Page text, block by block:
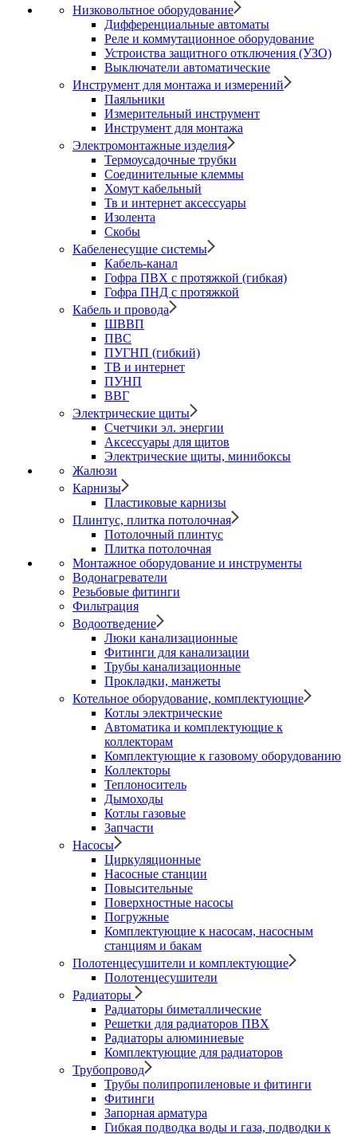
Низковольтное оборудование
Дифференциальные автоматы
Реле и коммутационное оборудование
Устроиства защитного отключения (УЗО)
Выключатели автоматические
Инструмент для монтажа и измерений
Паяльники
Измерительный инструмент
Инструмент для монтажа
Электромонтажные изделия
Термоусадочные трубки
Соединительные клеммы
Хомут кабельный
Тв и интернет аксессуары
Изолента
Скобы
Кабеленесущие системы
Кабель-канал
Гофра ПВХ с протяжкой (гибкая)
Гофра ПНД с протяжкой
Кабель и провода
ШВВП
ПВС
ПУГНП (гибкий)
ТВ и интернет
ПУНП
ВВГ
Электрические щиты
Счетчики эл. энергии
Аксессуары для щитов
Электрические щиты, минибоксы
Жалюзи
Карнизы
Пластиковые карнизы
Плинтус, плитка потолочная
Потолочный плинтус
Плитка потолочная
Монтажное оборудование и инструменты
Водонагреватели
Резьбовые фитинги
Фильтрация
Водоотведение
Люки канализационные
Фитинги для канализации
Трубы канализационные
Прокладки, манжеты
Котельное оборудование, комплектующие
Котлы электрические
Автоматика и комплектующие к
коллекторам
Комплектующие к газовому оборудованию
Коллекторы
Теплоноситель
Дымоходы
Котлы газовые
Запчасти
Насосы
Циркуляционные
Насосные станции
Повысительные
Поверхностные насосы
Погружные
Комплектующие к насосам, насосным
станциям и бакам
Полотенцесушители и комплектующие
Полотенцесушители
Радиаторы
Радиаторы биметаллические
Решетки для радиаторов ПВХ
Радиаторы алюминиевые
Комплектующие для радиаторов
Трубопровод
Трубы полипропиленовые и фитинги
Фитинги
Запорная арматура
Гибкая подводка воды и газа, подводки к